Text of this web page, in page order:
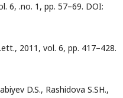
6, .no. 1, pp. 57–69. DOI:
2011, vol. 6, pp. 417–428.
D.S., Rashidova S.SH.,